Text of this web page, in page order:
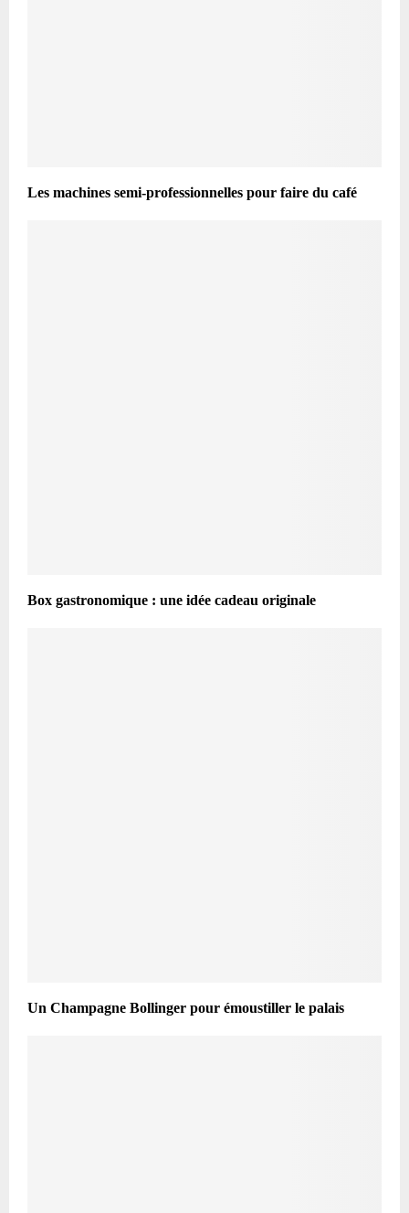
Les machines semi-professionnelles pour faire du café
Box gastronomique : une idée cadeau originale
Un Champagne Bollinger pour émoustiller le palais